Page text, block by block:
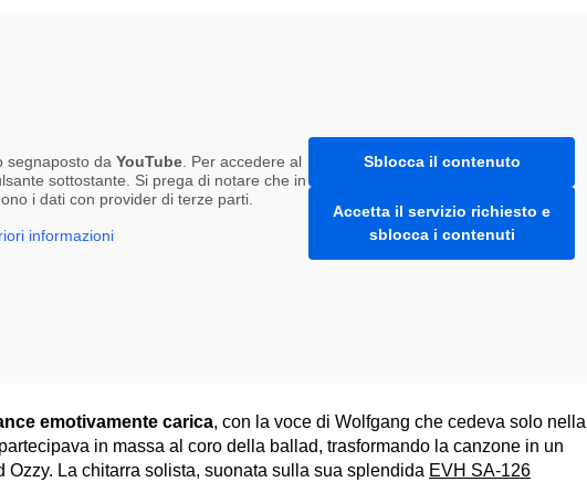
segnaposto da YouTube . Per accedere al
sottostante. Si prega di notare che in
i dati con provider di terze parti.
informazioni
Sblocca il contenuto
Accetta il servizio richiesto e
sblocca i contenuti
emotivamente carica, con la voce di Wolfgang che cedeva solo nella
in massa al coro della ballad, trasformando la canzone in un
La chitarra solista, suonata sulla sua splendida EVH SA‑126